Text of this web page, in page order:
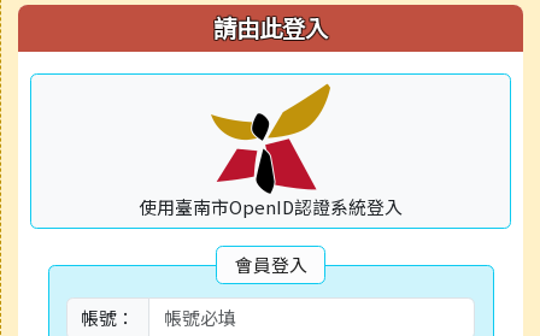
請由此登入
使用臺南市OpenID認證系統登入
會員登入
帳號：